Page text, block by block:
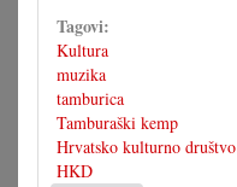
Tagovi:
Kultura
muzika
tamburica
Tamburaški kemp
Hrvatsko kulturno društvo
HKD